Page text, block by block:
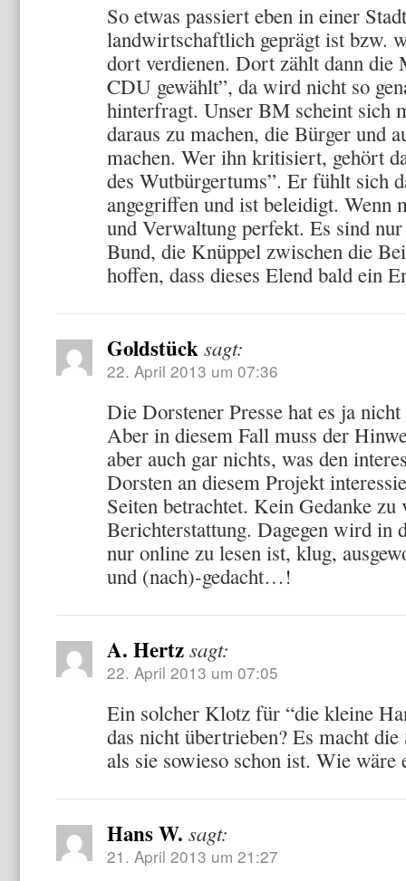
So etwas passiert eben in einer
landwirtschaftlich geprägt ist bzw.
dort verdienen. Dort zählt dann
CDU gewählt”, da wird nicht so
hinterfragt. Unser BM scheint sich
daraus zu machen, die Bürger und
machen. Wer ihn kritisiert, gehört
des Wutbürgertums”. Er fühlt sich
angegriffen und ist beleidigt. Wenn
und Verwaltung perfekt. Es sind
Bund, die Knüppel zwischen die
hoffen, dass dieses Elend bald ein
Goldstück sagt:
22. April 2013 um 07:36
Die Dorstener Presse hat es ja
Aber in diesem Fall muss der
aber auch gar nichts, was den
Dorsten an diesem Projekt
Seiten betrachtet. Kein Gedanke
Berichterstattung. Dagegen wird
nur online zu lesen ist, klug,
und (nach)-gedacht…!
A. Hertz sagt:
22. April 2013 um 07:05
Ein solcher Klotz für “die kleine
das nicht übertrieben? Es macht
als sie sowieso schon ist. Wie
Hans W. sagt:
21. April 2013 um 21:27